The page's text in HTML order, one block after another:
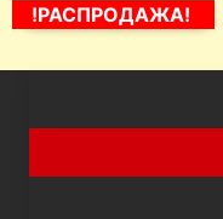
!РАСПРОДАЖА!